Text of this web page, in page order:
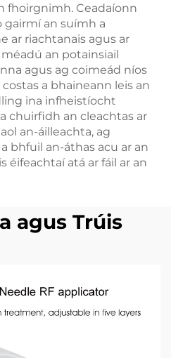
fhoirgnimh. Ceadaíonn
gairmí an suímh a
ar riachtanais agus ar
an potainsiail
agus ag coimeád níos
a bhaineann leis an
ina infheistíocht
chuirfidh an cleachtas ar
an-áilleachta, ag
bhfuil an-áthas acu ar an
éifeachtaí atá ar fáil ar an
agus Trúis